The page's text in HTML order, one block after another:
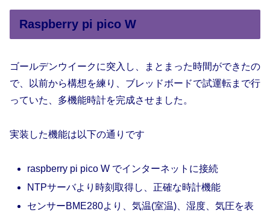
Raspberry pi pico W
ゴールデンウイークに突入し、まとまった時間ができたの
で、以前から構想を練り、ブレッドボードで試運転まで行
っていた、多機能時計を完成させました。
実装した機能は以下の通りです
raspberry pi pico W でインターネットに接続
NTPサーバより時刻取得し、正確な時計機能
センサーBME280より、気温(室温)、湿度、気圧を表